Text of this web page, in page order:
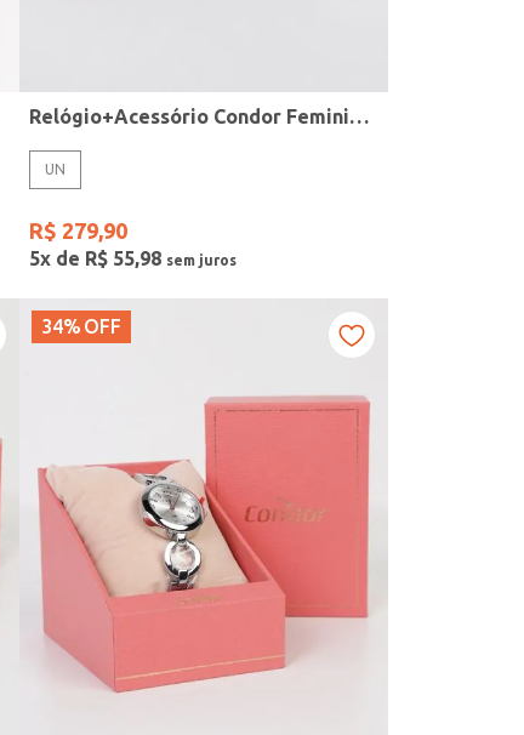
Relógio+Acessório Condor Feminino ROSE
UN
R$ 279,90
5x de R$ 55,98
34% OFF